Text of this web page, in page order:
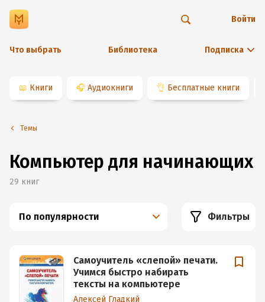
Что выбрать Библиотека Подписка
Войти
📖 Книги 🎧 Аудиокниги 👌 Бесплатные книги
Темы
Компьютер для начинающих
29 книг
По популярности Фильтры
Самоучитель «слепой» печати.
Учимся быстро набирать
тексты на компьютере
Алексей Гладкий